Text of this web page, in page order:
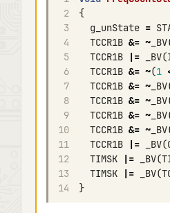
2
{
3
g_unState =
4
TCCR1B &= ~ _BV
5
TCCR1B |= _BV(
6
TCCR1B &= ~(1
7
TCCR1B &= ~ _BV
8
TCCR1B &= ~ _BV
9
TCCR1B &= ~ _BV
10
TCCR1B &= ~ _BV
11
TCCR1B |= _BV(
12
TIMSK |= _BV(
13
TIMSK |= _BV(
14
}